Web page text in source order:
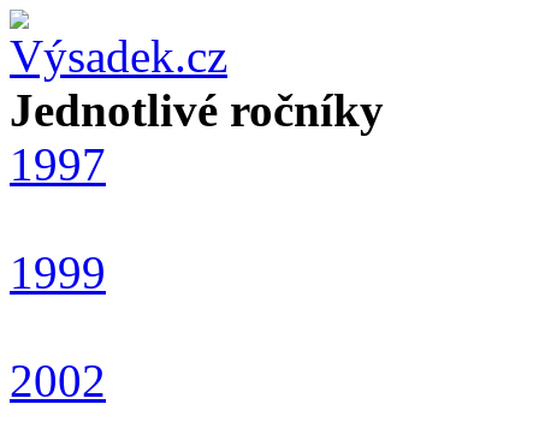
Jednotlivé ročníky
1997
1999
2002